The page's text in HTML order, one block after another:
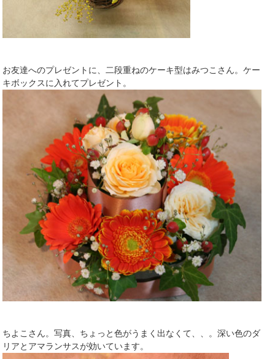
お友達へのプレゼントに、二段重ねのケーキ型はみつこさん。ケー
キボックスに入れてプレゼント。
ちよこさん。写真、ちょっと色がうまく出なくて、、。深い色のダ
リアとアマランサスが効いています。